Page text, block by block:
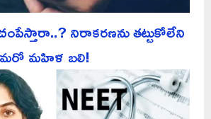
నిరాకరణను తట్టుకోలేని
మహిళ బలి!